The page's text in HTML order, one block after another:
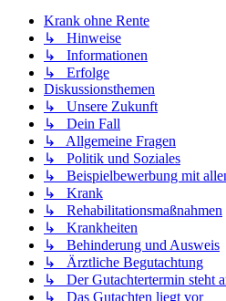
Krank ohne Rente
↳ Hinweise
↳ Informationen
↳ Erfolge
Diskussionsthemen
↳ Unsere Zukunft
↳ Dein Fall
↳ Allgemeine Fragen
↳ Politik und Soziales
↳ Beispielbewerbung mit
↳ Krank
↳ Rehabilitationsmaßnahmen
↳ Krankheiten
↳ Behinderung und Ausweis
↳ Ärztliche Begutachtung
↳ Der Gutachtertermin steht
↳ Das Gutachten liegt vor